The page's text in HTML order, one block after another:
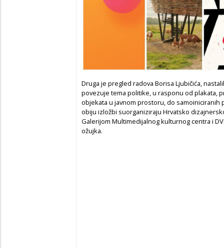
Druga je pregled radova Borisa Ljubičića,
povezuje tema politike, u rasponu od plakata,
objekata u javnom prostoru, do
obiju izložbi suorganiziraju Hrvatsko
Galerijom Multimedijalnog kulturnog centra i
ožujka.